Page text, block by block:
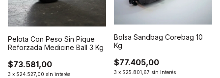
Pelota Con Peso Sin Pique
Reforzada Medicine Ball 3 Kg
$73.581,00
3 x $24.527,00 sin interés
Bolsa Sandbag Corebag 10
Kg
$77.405,00
3 x $25.801,67 sin interés